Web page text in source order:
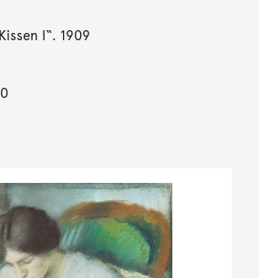
I“. 1909